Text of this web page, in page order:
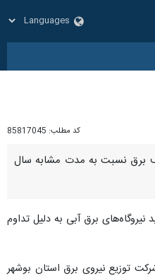
کد مطلب: 85817045
برق نسبت به مدت مشابه سال
برق‌ آبی به دلیل تداوم
توزیع نیروی برق استان بوشهر